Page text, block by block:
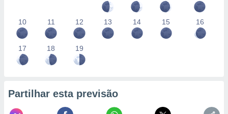
10 11 12 13 14 15 16
17 18 19
Partilhar esta previsão